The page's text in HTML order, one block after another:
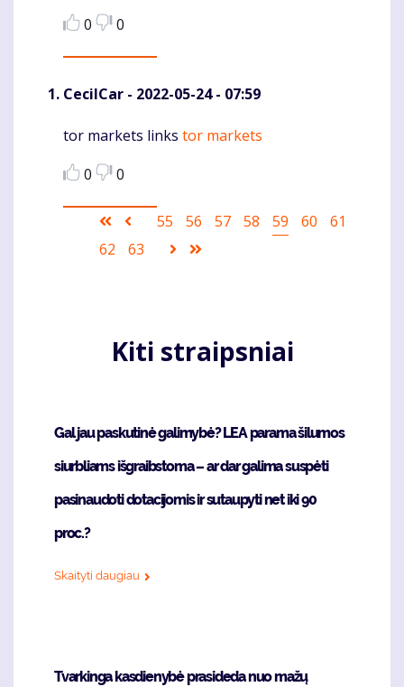
0
0
CecilCar - 2022-05-24 - 07:59
Komentaras
tor markets links tor markets
0
0
Pagination
First
page
Ankstesnis
puslapis
Puslapis
55 Puslapis
56 Puslapis
57 Puslapis
58
Current
59 Puslapis
60 Puslapis
61
Puslapis
62 Puslapis
63
Sekantis
Kiti straipsniai
Gal jau paskutinė galimybė? LEA parama šilumos
siurbliams išgraibstoma – ar dar galima suspėti
pasinaudoti dotacijomis ir sutaupyti net iki 90
proc.?
Skaityti daugiau
Tvarkinga kasdienybė prasideda nuo mažų